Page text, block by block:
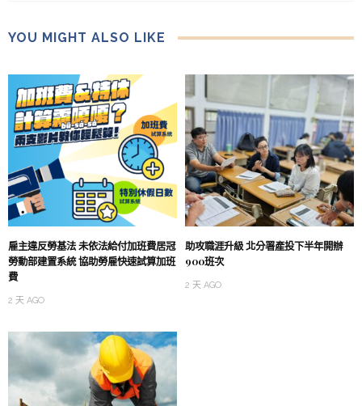
YOU MIGHT ALSO LIKE
雇主違反勞基法 未依法給付加班費居冠
勞動部建置系統 協助勞雇快速試算加班
費
2 天 AGO
助攻職涯升級 北分署產投下半年開辦
900班次
2 天 AGO